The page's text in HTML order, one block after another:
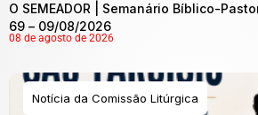
O SEMEADOR | Semanário Bíblico-
69 – 09/08/2026
08 de agosto de 2026
Notícia da Comissão Litúrgica